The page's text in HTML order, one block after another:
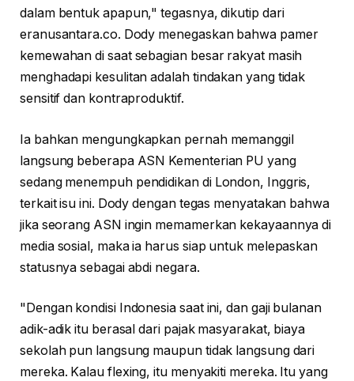
dalam bentuk apapun," tegasnya, dikutip dari
eranusantara.co. Dody menegaskan bahwa pamer
kemewahan di saat sebagian besar rakyat masih
menghadapi kesulitan adalah tindakan yang tidak
sensitif dan kontraproduktif.
Ia bahkan mengungkapkan pernah memanggil
langsung beberapa ASN Kementerian PU yang
sedang menempuh pendidikan di London, Inggris,
terkait isu ini. Dody dengan tegas menyatakan bahwa
jika seorang ASN ingin memamerkan kekayaannya di
media sosial, maka ia harus siap untuk melepaskan
statusnya sebagai abdi negara.
"Dengan kondisi Indonesia saat ini, dan gaji bulanan
adik-adik itu berasal dari pajak masyarakat, biaya
sekolah pun langsung maupun tidak langsung dari
mereka. Kalau flexing, itu menyakiti mereka. Itu yang